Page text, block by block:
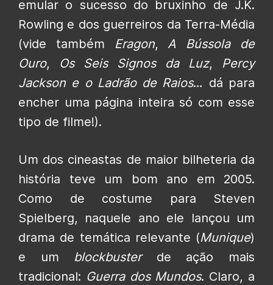
emular o sucesso do bruxinho de J.K.
Rowling e dos guerreiros da Terra-Média
(vide também Eragon,A Bússola de
Ouro, Os Seis Signos da Luz, Percy
Jackson e o Ladrão de Raios… dá para
encher uma página inteira só com esse
tipo de filme!).
Um dos cineastas de maior bilheteria da
história teve um bom ano em 2005.
Como de costume para Steven
Spielberg, naquele ano ele lançou um
drama de temática relevante (Munique)
e um blockbusterde ação mais
tradicional: Guerra dos Mundos. Claro, a